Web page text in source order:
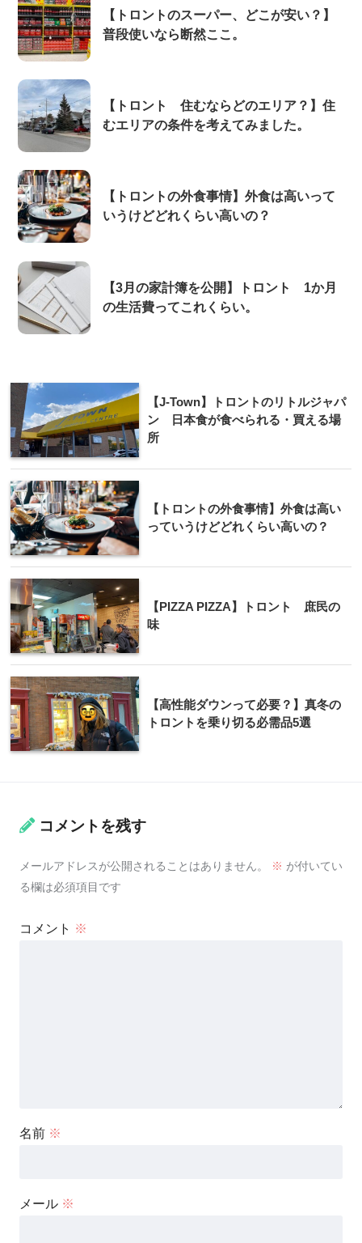
【トロントのスーパー、どこが安い？】
普段使いなら断然ここ。
【トロント 住むならどのエリア？】住
むエリアの条件を考えてみました。
【トロントの外食事情】外食は高いって
いうけどどれくらい高いの？
【3月の家計簿を公開】トロント 1か月
の生活費ってこれくらい。
【J-Town】トロントのリトルジャパ
ン 日本食が食べられる・買える場
所
【トロントの外食事情】外食は高い
っていうけどどれくらい高いの？
【PIZZA PIZZA】トロント 庶民の
味
【高性能ダウンって必要？】真冬の
トロントを乗り切る必需品5選
コメントを残す
メールアドレスが公開されることはありません。 ※ が付いてい
る欄は必須項目です
コメント ※
名前 ※
メール ※